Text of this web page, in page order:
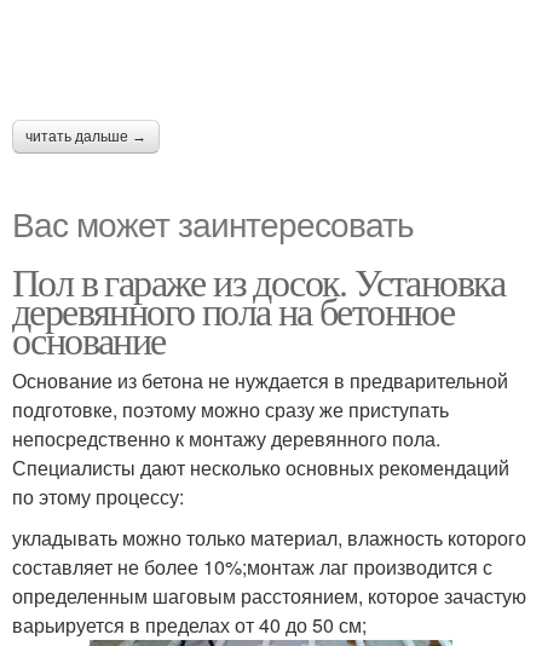
читать дальше →
Вас может заинтересовать
Пол в гараже из досок. Установка
деревянного пола на бетонное
основание
Основание из бетона не нуждается в предварительной
подготовке, поэтому можно сразу же приступать
непосредственно к монтажу деревянного пола.
Специалисты дают несколько основных рекомендаций
по этому процессу:
укладывать можно только материал, влажность которого
составляет не более 10%;монтаж лаг производится с
определенным шаговым расстоянием, которое зачастую
варьируется в пределах от 40 до 50 см;